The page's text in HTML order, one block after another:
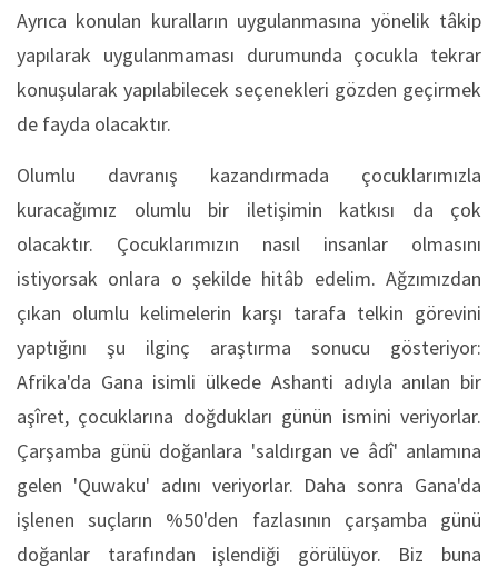
Ayrıca konulan kuralların uygulanmasına yönelik tâkip
yapılarak uygulanmaması durumunda çocukla tekrar
konuşularak yapılabilecek seçenekleri gözden geçirmek
de fayda olacaktır.
Olumlu davranış kazandırmada çocuklarımızla
kuracağımız olumlu bir iletişimin katkısı da çok
olacaktır. Çocuklarımızın nasıl insanlar olmasını
istiyorsak onlara o şekilde hitâb edelim. Ağzımızdan
çıkan olumlu kelimelerin karşı tarafa telkin görevini
yaptığını şu ilginç araştırma sonucu gösteriyor:
Afrika'da Gana isimli ülkede Ashanti adıyla anılan bir
aşîret, çocuklarına doğdukları günün ismini veriyorlar.
Çarşamba günü doğanlara 'saldırgan ve âdî' anlamına
gelen 'Quwaku' adını veriyorlar. Daha sonra Gana'da
işlenen suçların %50'den fazlasının çarşamba günü
doğanlar tarafından işlendiği görülüyor. Biz buna